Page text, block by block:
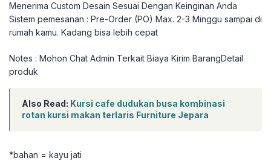
Menerima Custom Desain Sesuai Dengan Keinginan Anda
Sistem pemesanan : Pre-Order (PO) Max. 2-3 Minggu sampai di
rumah kamu. Kadang bisa lebih cepat
Notes : Mohon Chat Admin Terkait Biaya Kirim BarangDetail
produk
Also Read: Kursi cafe dudukan busa kombinasi
rotan kursi makan terlaris Furniture Jepara
*bahan = kayu jati